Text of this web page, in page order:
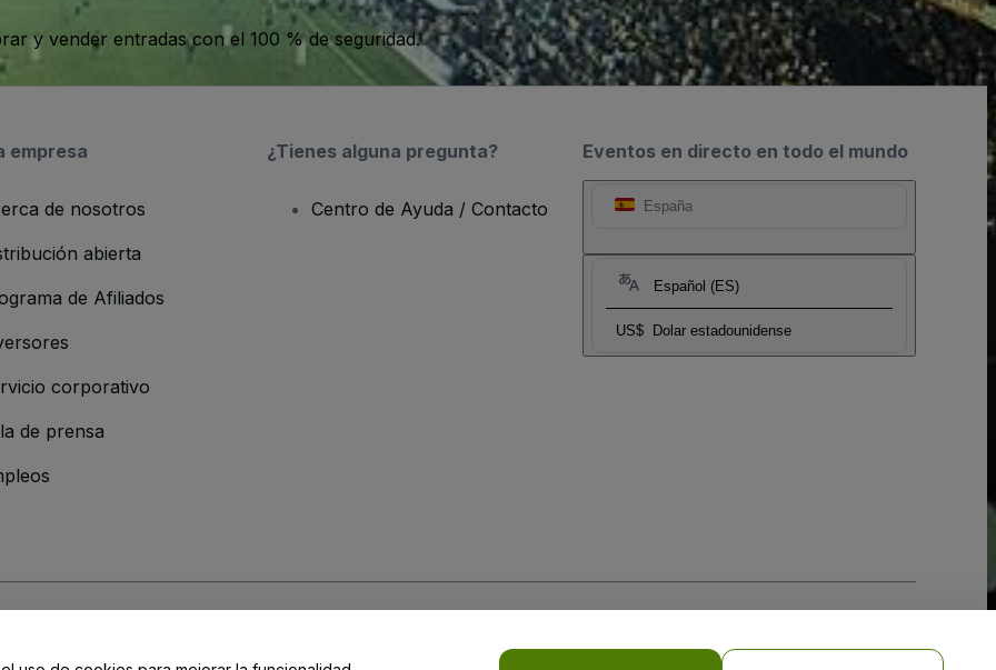
y vender entradas con el 100 % de seguridad.
Eventos en directo en todo el mundo
España
Español (ES)
US$ Dolar estadounidense
empresa
de nosotros
abierta
de Afiliados
corporativo
de prensa
¿Tienes alguna pregunta?
Centro de Ayuda / Contacto
y de laPolítica de Privacidad para Móviles